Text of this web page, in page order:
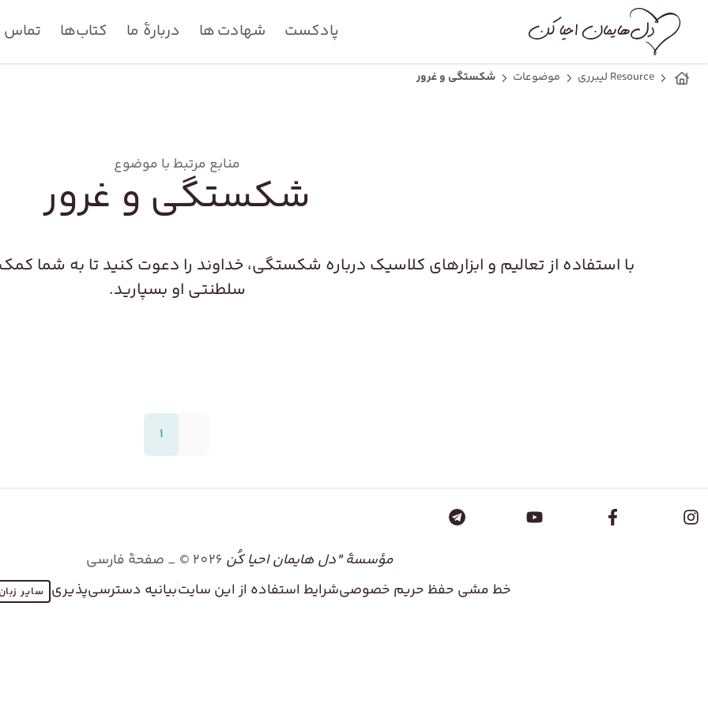
پادکست شهادت ها دربارۀ ما کتاب‌ها تماس
Resource لیبرری موضوعات شکستگی و غرور
منابع مرتبط با موضوع
شکستگی و غرور
با استفاده از تعالیم و ابزارهای کلاسیک درباره شکستگی، خداوند را دعوت کنید تا به شما
سلطنتی او بسپارید.
1
مؤسسۀ "دل هایمان احیا کُن 2026
© _ صفحۀ فارسی
خط مشی حفظ حریم خصوصیشرایط استفاده از این سایتبیانیه دسترسی‌پذیری سایر